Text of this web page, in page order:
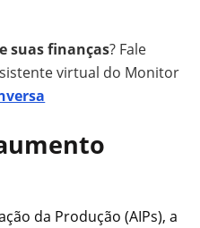
suas finanças? Fale
virtual do Monitor
da Produção (AIPs), a